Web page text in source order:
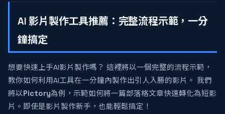
AI 影片製作工具推薦：完整流程示範，一分
鐘搞定
想要快速上手AI影片製作嗎？ 這裡將以一個完整的流程示範，
教你如何利用AI工具在一分鐘內製作出引人入勝的影片。 我們
將以Pictory為例，示範如何將一篇部落格文章快速轉化為短影
片。即使是影片製作新手，也能輕鬆搞定！